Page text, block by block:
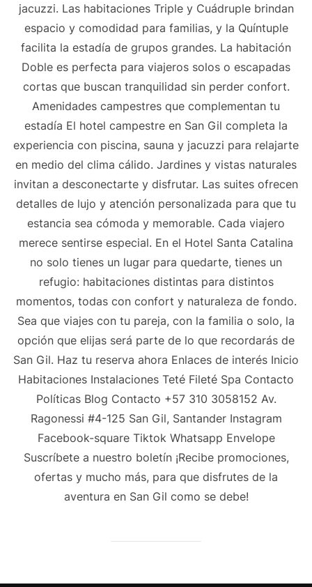
jacuzzi. Las habitaciones Triple y Cuádruple brindan
espacio y comodidad para familias, y la Quíntuple
facilita la estadía de grupos grandes. La habitación
Doble es perfecta para viajeros solos o escapadas
cortas que buscan tranquilidad sin perder confort.
Amenidades campestres que complementan tu
estadía El hotel campestre en San Gil completa la
experiencia con piscina, sauna y jacuzzi para relajarte
en medio del clima cálido. Jardines y vistas naturales
invitan a desconectarte y disfrutar. Las suites ofrecen
detalles de lujo y atención personalizada para que tu
estancia sea cómoda y memorable. Cada viajero
merece sentirse especial. En el Hotel Santa Catalina
no solo tienes un lugar para quedarte, tienes un
refugio: habitaciones distintas para distintos
momentos, todas con confort y naturaleza de fondo.
Sea que viajes con tu pareja, con la familia o solo, la
opción que elijas será parte de lo que recordarás de
San Gil. Haz tu reserva ahora Enlaces de interés Inicio
Habitaciones Instalaciones Teté Fileté Spa Contacto
Políticas Blog Contacto +57 310 3058152 Av.
Ragonessi #4-125 San Gil, Santander Instagram
Facebook-square Tiktok Whatsapp Envelope
Suscríbete a nuestro boletín ¡Recibe promociones,
ofertas y mucho más, para que disfrutes de la
aventura en San Gil como se debe!